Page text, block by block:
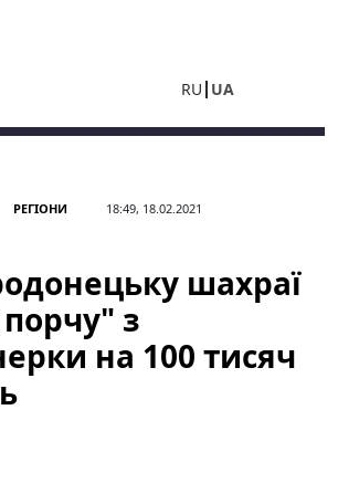
RU UA
РЕГІОНИ 18:49, 18.02.2021
шахраї
з
на 100 тисяч